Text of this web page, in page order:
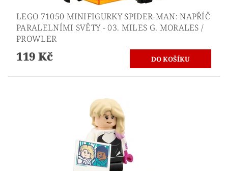
LEGO 71050 MINIFIGURKY SPIDER-MAN: NAPŘÍČ
PARALELNÍMI SVĚTY - 03. MILES G. MORALES /
PROWLER
119 Kč